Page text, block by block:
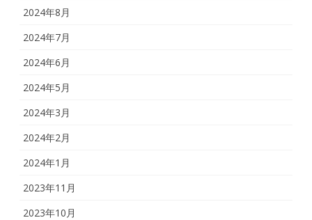
2024年8月
2024年7月
2024年6月
2024年5月
2024年3月
2024年2月
2024年1月
2023年11月
2023年10月